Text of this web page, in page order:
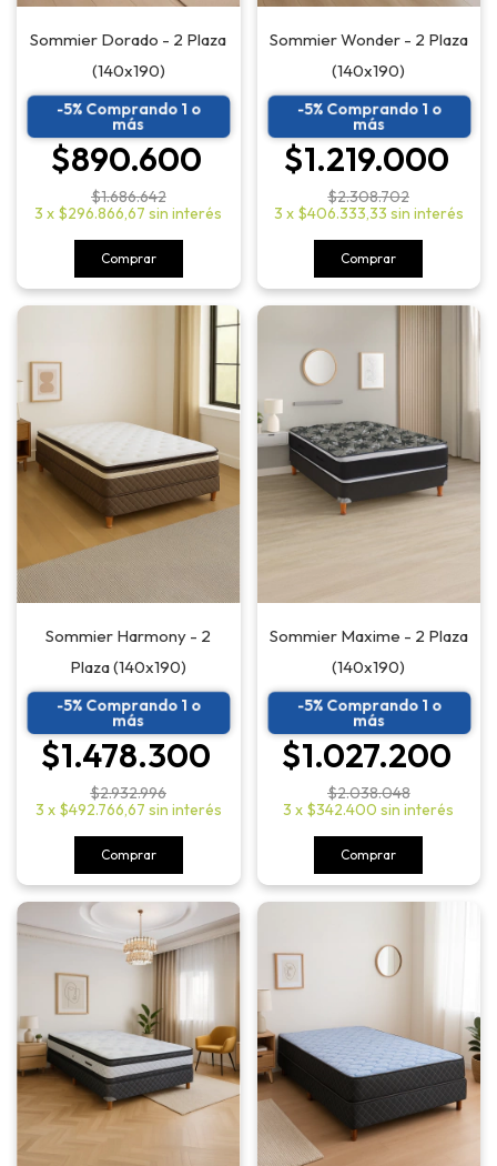
Sommier Dorado - 2 Plaza
(140x190)
-5% Comprando 1 o
más
$890.600
$1.686.642
3 x $296.866,67 sin interés
Comprar
Sommier Wonder - 2 Plaza
(140x190)
-5% Comprando 1 o
más
$1.219.000
$2.308.702
3 x $406.333,33 sin interés
Comprar
Sommier Harmony - 2
Plaza (140x190)
-5% Comprando 1 o
más
$1.478.300
$2.932.996
3 x $492.766,67 sin interés
Comprar
Sommier Maxime - 2 Plaza
(140x190)
-5% Comprando 1 o
más
$1.027.200
$2.038.048
3 x $342.400 sin interés
Comprar